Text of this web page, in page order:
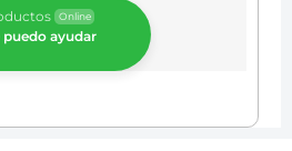
Online
puedo ayudar